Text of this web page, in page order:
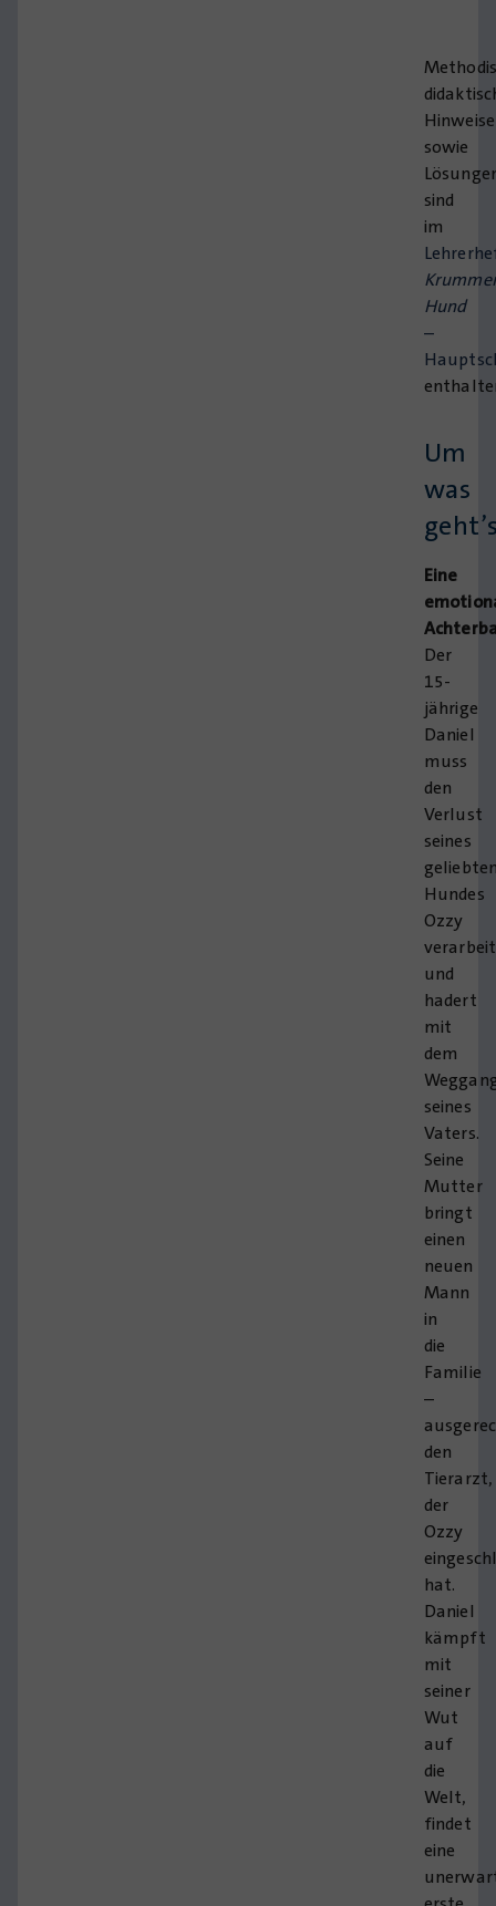
Hinweise
sowie
sind
im
Hund
–
Um
was
Eine
Der
15-
jährige
Daniel
muss
den
Verlust
seines
Hundes
Ozzy
und
hadert
mit
dem
seines
Vaters.
Seine
Mutter
bringt
einen
neuen
Mann
in
die
Familie
–
den
Tierarzt,
der
Ozzy
hat.
Daniel
kämpft
mit
seiner
Wut
auf
die
Welt,
findet
eine